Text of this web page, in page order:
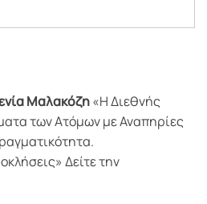
Μαλακόζη«Η Διεθνής
των Ατόμων με Αναπηρίες
Δείτε την